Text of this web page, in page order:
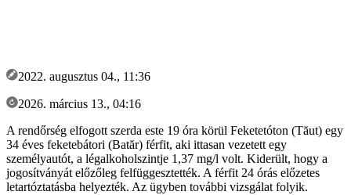
2022. augusztus 04., 11:36
2026. március 13., 04:16
A rendőrség elfogott szerda este 19 óra körül Feketetóton (Tăut) egy
34 éves feketebátori (Batăr) férfit, aki ittasan vezetett egy
személyautót, a légalkoholszintje 1,37 mg/l volt. Kiderült, hogy a
jogosítványát előzőleg felfüggesztették. A férfit 24 órás előzetes
letartóztatásba helyezték. Az ügyben további vizsgálat folyik.